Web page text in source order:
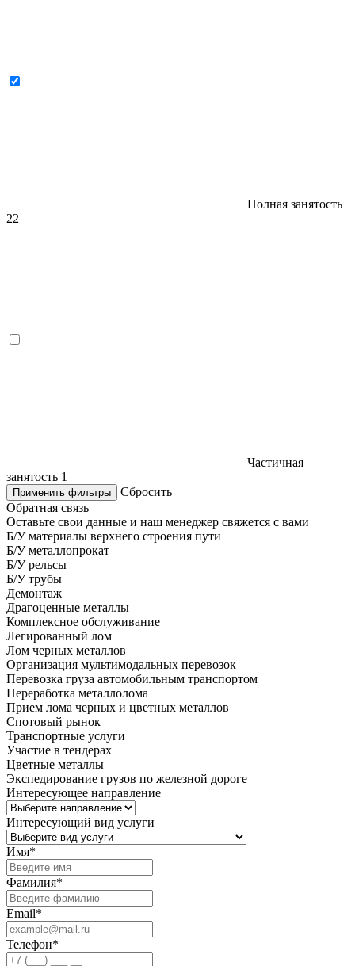
Полная занятость
22
Частичная
занятость 1
Применить фильтры
Сбросить
Обратная связь
Оставьте свои данные и наш менеджер свяжется с вами
Б/У материалы верхнего строения пути
Б/У металлопрокат
Б/У рельсы
Б/У трубы
Демонтаж
Драгоценные металлы
Комплексное обслуживание
Легированный лом
Лом черных металлов
Организация мультимодальных перевозок
Перевозка груза автомобильным транспортом
Переработка металлолома
Прием лома черных и цветных металлов
Спотовый рынок
Транспортные услуги
Участие в тендерах
Цветные металлы
Экспедирование грузов по железной дороге
Интересующее направление
Интересующий вид услуги
Имя*
Фамилия*
Email*
Телефон*